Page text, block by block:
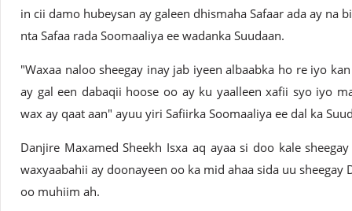
in cii damo hubeysan ay galeen dhismaha Safaar ada ay na
nta Safaa rada Soomaaliya ee wadanka Suudaan.
"Waxaa naloo sheegay inay jab iyeen albaabka ho re iyo
ay gal een dabaqii hoose oo ay ku yaalleen xafii syo iyo
wax ay qaat aan" ayuu yiri Safiirka Soomaaliya ee dal ka
Danjire Maxamed Sheekh Isxa aq ayaa si doo kale
waxyaabahii ay doonayeen oo ka mid ahaa sida uu sheegay
oo muhiim ah.